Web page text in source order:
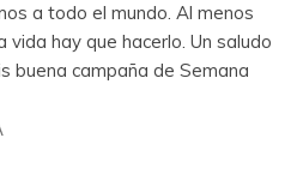
a todo el mundo. Al menos
vida hay que hacerlo. Un saludo
buena campaña de Semana